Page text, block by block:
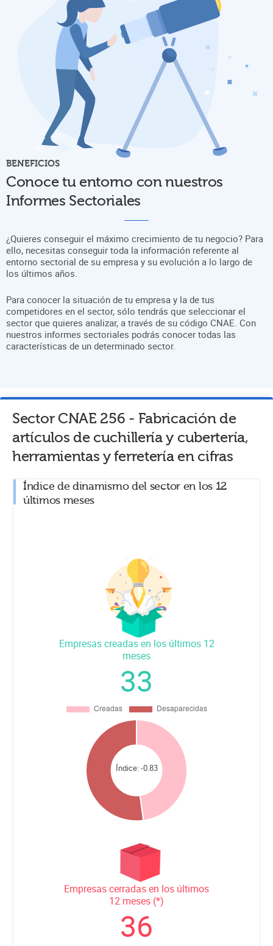
BENEFICIOS
Conoce tu entorno con nuestros
Informes Sectoriales
¿Quieres conseguir el máximo crecimiento de tu negocio? Para
ello, necesitas conseguir toda la información referente al
entorno sectorial de su empresa y su evolución a lo largo de
los últimos años.
Para conocer la situación de tu empresa y la de tus
competidores en el sector, sólo tendrás que seleccionar el
sector que quieres analizar, a través de su código CNAE. Con
nuestros informes sectoriales podrás conocer todas las
características de un determinado sector.
Sector CNAE 256 - Fabricación de
artículos de cuchillería y cubertería,
herramientas y ferreteríaen cifras
Índice de dinamismo del sector en los 12
últimos meses
Empresas creadas en los últimos 12
meses
33
Índice:-0.83
Empresas cerradas en los últimos
12 meses (*)
36